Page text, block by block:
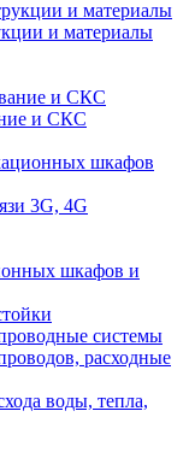
и материалы
и СКС
шкафов
3G, 4G
шкафов и
системы
расходные
воды, тепла,